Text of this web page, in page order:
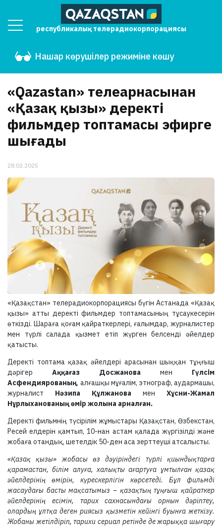
республикалық телерадиокорпорациясы
Нашар көрушілер режиміне көшу
«Qazastan» телеарнасынан
«Қазақ қызы» деректі
фильмдер топтамасы эфирге
шығады
28.02.2025
«Қазақстан» телерадиокорпорациясы бүгін Астанада «Қазақ
қызы» атты деректі фильмдер топтамасының тұсаукесерін
өткізді. Шараға қоғам қайраткерлері, ғалымдар, журналистер
мен түрлі салада қызмет етіп жүрген белсенді әйелдер
қатысты.
Деректі топтама қазақ әйелдері арасынан шыққан тұңғыш
дәрігер Аққағаз Досжанова мен Гүлсім
Асфендиярованың, алғашқы мұғалім, этнограф, аудармашы,
журналист Нәзипа Құлжанова мен Хұсни-Жамал
Нұрлыханованың өмір жолына арналған.
Деректі фильмнің түсірілім жұмыстары Қазақстан, Өзбекстан,
Ресей елдерін қамтып, 10-нан астам қалада жүргізілді және
жобаға отандық, шетелдік 50-ден аса зерттеуші атсалысты.
«Қазақ қызы» жобасы өз дәуіріндегі түрлі қиындықтарға
қарамастан, білім алуға, халықты ағартуға ұмтылған қазақ
әйелдерінің өмірін, күрескерлігін көрсетеді. Бұл фильмді
жасаудағы басты мақсатымыз – қазақтың тұңғыш қайраткер
әйелдерінің есімін, тарих сахнасындағы орнын дәріптеу,
олардың ұлтқа деген риясыз қызметін кейінгі буынға жеткізу.
Жобаны жетілдіріп, тарихи сериал ретінде де жарыққа шығару